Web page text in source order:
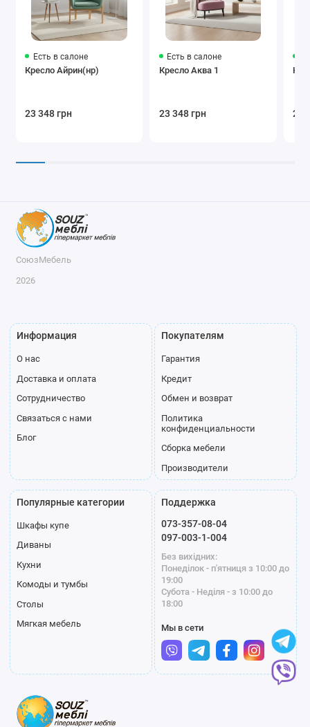
Есть в салоне
Кресло Айрин(нр)
23 348 грн
Есть в салоне
Кресло Аква 1
23 348 грн 24
СоюзМебель
2026
Информация
О нас
Доставка и оплата
Сотрудничество
Связаться с нами
Блог
Покупателям
Гарантия
Кредит
Обмен и возврат
Политика
конфиденциальности
Сборка мебели
Производители
Популярные категории
Шкафы купе
Диваны
Кухни
Комоды и тумбы
Столы
Мягкая мебель
Поддержка
073-357-08-04
097-003-1-004
Без вихідних:
Понеділок - п'ятниця з 10:00 до
19:00
Субота - Неділя - з 10:00 до
18:00
Мы в сети